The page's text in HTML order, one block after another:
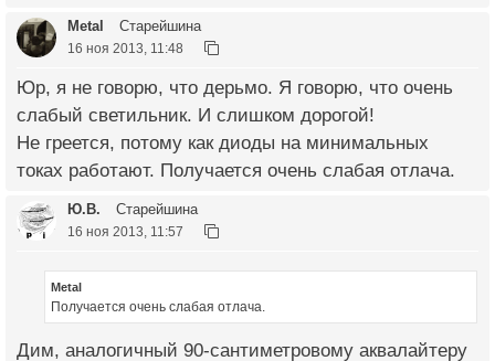
Metal Старейшина
16 ноя 2013, 11:48
Юр, я не говорю, что дерьмо. Я говорю, что очень
слабый светильник. И слишком дорогой!
Не греется, потому как диоды на минимальных
токах работают. Получается очень слабая отлача.
Ю.В. Старейшина
16 ноя 2013, 11:57
Metal
Получается очень слабая отлача.
Дим, аналогичный 90-сантиметровому аквалайтеру